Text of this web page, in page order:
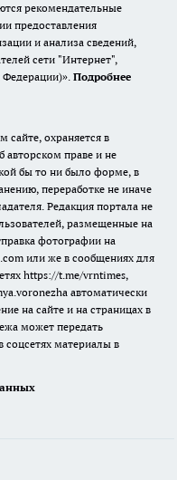
рекомендательные
предоставления
и анализа сведений,
сети "Интернет",
Федерации)». Подробнее
охраняется в
авторском праве и не
бы то ни было форме, в
переработке не иначе
Редакция портала не
размещенные на
фотографии на
или же в сообщениях для
https://t.me/vrntimes,
автоматически
на сайте и на страницах в
может передать
соцсетях материалы в